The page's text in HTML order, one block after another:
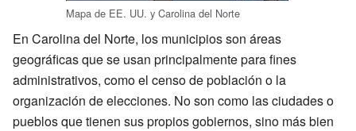
Mapa de EE. UU. y Carolina del Norte
En Carolina del Norte, los municipios son áreas
geográficas que se usan principalmente para fines
administrativos, como el censo de población o la
organización de elecciones. No son como las ciudades o
pueblos que tienen sus propios gobiernos, sino más bien